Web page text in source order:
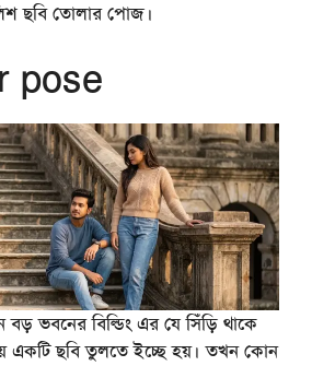
ছবি তোলার পোজ।
pose
ভবনের বিল্ডিং এর যে সিঁড়ি থাকে
একটি ছবি তুলতে ইচ্ছে হয়। তখন কোন